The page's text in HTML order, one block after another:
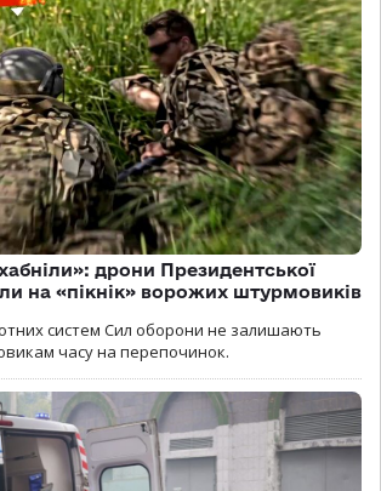
дрони Президентської
на «пікнік» ворожих штурмовиків
систем Сил оборони не залишають
часу на перепочинок.